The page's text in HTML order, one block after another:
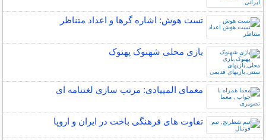
تست هوش: اشاره گرها و اعداد متناظر
بازی محلی شهنوک پهنوک
معمای المپیادی: مرتب سازی لغتنامه ای
تفاوت های فرهنگی باخت در ایران و اروپا